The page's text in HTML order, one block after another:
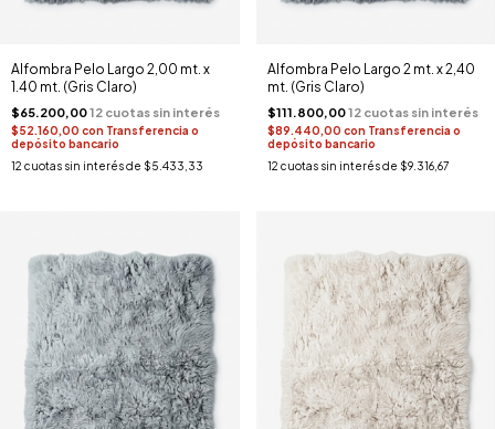
Alfombra Pelo Largo 2,00 mt. x
1.40 mt. (Gris Claro)
$65.200,00
$52.160,00 con Transferencia o
depósito bancario
12 cuotas sin interés de $5.433,33
Alfombra Pelo Largo 2 mt. x 2,40
mt. (Gris Claro)
$111.800,00
$89.440,00 con Transferencia o
depósito bancario
12 cuotas sin interés de $9.316,67